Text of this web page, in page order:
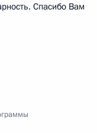
Спасибо Вам